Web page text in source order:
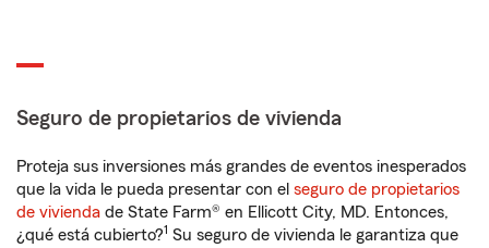
Seguro de propietarios de vivienda
Proteja sus inversiones más grandes de eventos inesperados
que la vida le pueda presentar con el seguro de propietarios
de vivienda de State Farm® en Ellicott City, MD. Entonces,
¿qué está cubierto?1 Su seguro de vivienda le garantiza que